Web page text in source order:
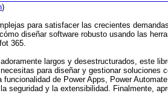
)
para satisfacer las crecientes
diseñar software robusto usando las
365.
largos y desestructurados, este
para diseñar y gestionar soluciones
de Power Apps, Power
y la extensibilidad. Finalmente,